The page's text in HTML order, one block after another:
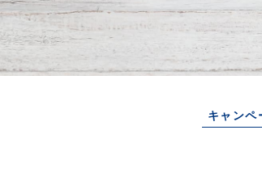
キャンペ